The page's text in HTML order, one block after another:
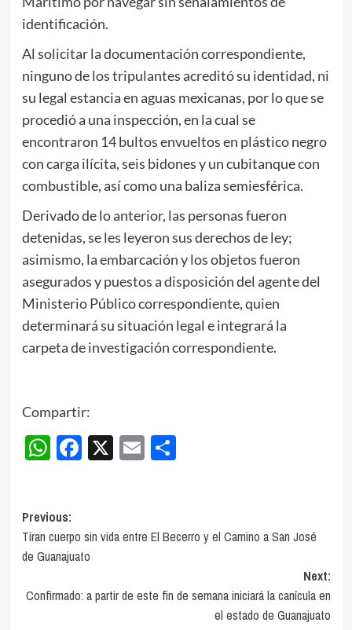
identificación.
Al solicitar la documentación correspondiente,
ninguno de los tripulantes acreditó su identidad, ni
su legal estancia en aguas mexicanas, por lo que se
procedió a una inspección, en la cual se
encontraron 14 bultos envueltos en plástico negro
con carga ilícita, seis bidones y un cubitanque con
combustible, así como una baliza semiesférica.
Derivado de lo anterior, las personas fueron
detenidas, se les leyeron sus derechos de ley;
asimismo, la embarcación y los objetos fueron
asegurados y puestos a disposición del agente del
Ministerio Público correspondiente, quien
determinará su situación legal e integrará la
carpeta de investigación correspondiente.
Compartir:
WhatsApp
Facebook
X EmailCompartir
Post
navigation
Previous:
Tiran cuerpo sin vida entre El Becerro y el Camino a San José
de Guanajuato
Next:
Confirmado: a partir de este fin de semana iniciará la canícula en
el estado de Guanajuato